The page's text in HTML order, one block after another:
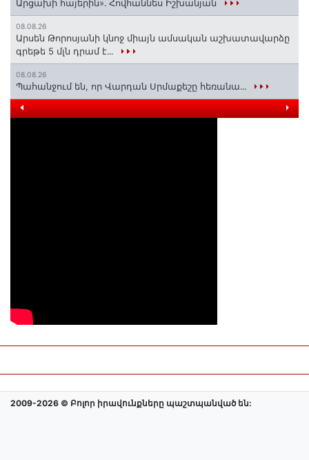
Արցախի հայերին»․ Հովհաննես Իշխանյան
08.08.26
Արսեն Թորոսյանի կնոջ միայն ամսական աշխատավարձը
գրեթե 5 մլն դրամ է․․․
08.08.26
Պահանջում են, որ Վարդան Սրմաքեշը հեռանա․․․
2009-2026 © Բոլոր իրավունքները պաշտպանված են: